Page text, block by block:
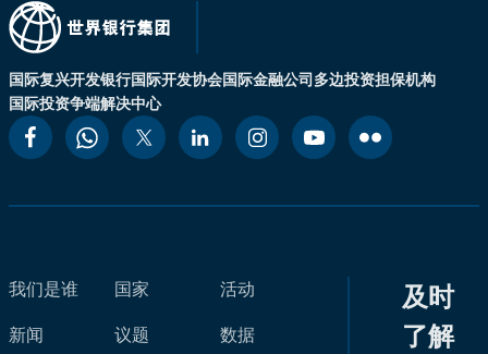
国际复兴开发银行国际开发协会国际金融公司多边投资担保机构
国际投资争端解决中心
我们是谁
新闻
国家
议题
活动
数据
及时
了解